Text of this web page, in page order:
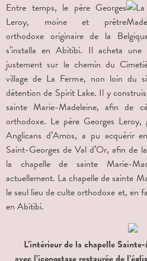
Entre temps, le père Georges
Leroy, moine et prêtre
orthodoxe originaire de la
s’installa en Abitibi. Il acheta une
justement sur le chemin du
village de La Ferme, non loin du
détention de Spirit Lake. Il y
sainte Marie-Madeleine, afin de
orthodoxe. Le père Georges
Anglicans d’Amos, a pu acquérir
Saint-Georges de Val d’Or, afin de
la chapelle de sainte Marie-
actuellement. La chapelle de sainte
le seul lieu de culte orthodoxe et, en
en Abitibi.
L’intérieur de la chapelle